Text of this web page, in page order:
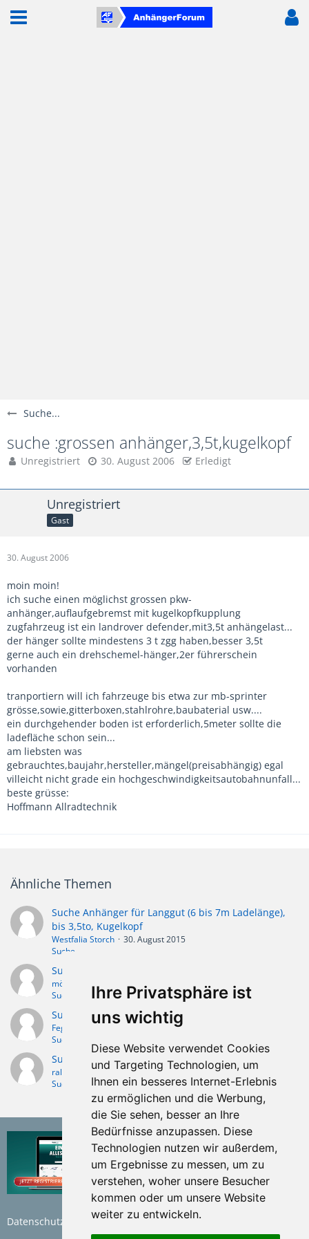
Ihre Privatsphäre ist
uns wichtig
Diese Website verwendet Cookies
und Targeting Technologien, um
Ihnen ein besseres Internet-Erlebnis
zu ermöglichen und die Werbung,
die Sie sehen, besser an Ihre
Bedürfnisse anzupassen. Diese
Technologien nutzen wir außerdem,
um Ergebnisse zu messen, um zu
verstehen, woher unsere Besucher
kommen oder um unsere Website
weiter zu entwickeln.
Suche...
suche :grossen anhänger,3,5t,kugelkopf
Unregistriert 30. August 2006 Erledigt
Unregistriert
Gast
30. August 2006
moin moin!
ich suche einen möglichst grossen pkw-
anhänger,auflaufgebremst mit kugelkopfkupplung
zugfahrzeug ist ein landrover defender,mit3,5t anhängelast...
der hänger sollte mindestens 3 t zgg haben,besser 3,5t
gerne auch ein drehschemel-hänger,2er führerschein
vorhanden
tranportiern will ich fahrzeuge bis etwa zur mb-sprinter
grösse,sowie,gitterboxen,stahlrohre,baubaterial usw....
ein durchgehender boden ist erforderlich,5meter sollte die
ladefläche schon sein...
am liebsten was
gebrauchtes,baujahr,hersteller,mängel(preisabhängig) egal
villeicht nicht grade ein hochgeschwindigkeitsautobahnunfall...
beste grüsse:
Hoffmann Allradtechnik
Ähnliche Themen
Suche Anhänger für Langgut (6 bis 7m Ladelänge),
bis 3,5to, Kugelkopf
Westfalia Storch
30. August 2015
Suche...
Suche Anhänger mit höhenverstellbarer Deichsel
möp
27. November 2014
Suche...
Suche Elektro-Adapter Pkw -> Lkw
Feger
30. Juni 2014
Suche...
Suche absenkbaren Anhänger bis ca. 3000 EUR
ral110
13. Oktober 2011
Suche...
Datenschutzerklärung Nutzungsbedingungen